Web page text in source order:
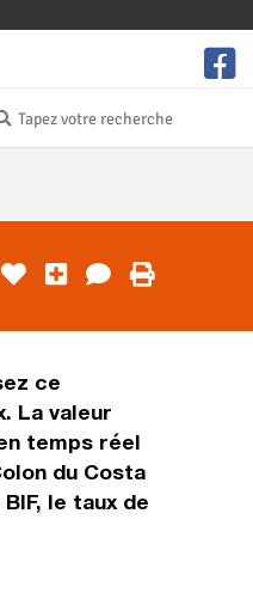
ce
La valeur
temps réel
du Costa
le taux de